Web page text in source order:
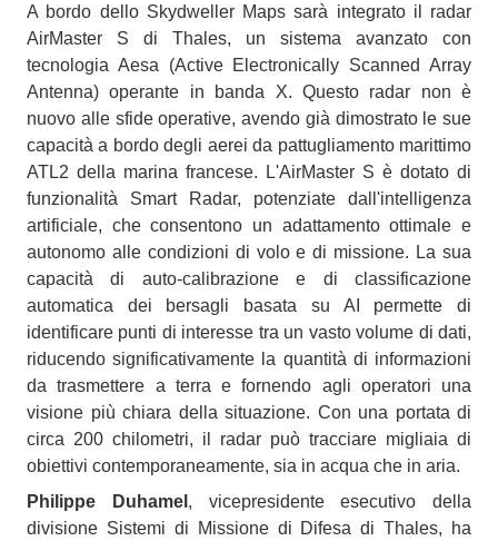
A bordo dello Skydweller Maps sarà integrato il radar
AirMaster S di Thales, un sistema avanzato con
tecnologia Aesa (Active Electronically Scanned Array
Antenna) operante in banda X. Questo radar non è
nuovo alle sfide operative, avendo già dimostrato le sue
capacità a bordo degli aerei da pattugliamento marittimo
ATL2 della marina francese. L'AirMaster S è dotato di
funzionalità Smart Radar, potenziate dall'intelligenza
artificiale, che consentono un adattamento ottimale e
autonomo alle condizioni di volo e di missione. La sua
capacità di auto-calibrazione e di classificazione
automatica dei bersagli basata su AI permette di
identificare punti di interesse tra un vasto volume di dati,
riducendo significativamente la quantità di informazioni
da trasmettere a terra e fornendo agli operatori una
visione più chiara della situazione. Con una portata di
circa 200 chilometri, il radar può tracciare migliaia di
obiettivi contemporaneamente, sia in acqua che in aria.
Philippe Duhamel , vicepresidente esecutivo della
divisione Sistemi di Missione di Difesa di Thales, ha